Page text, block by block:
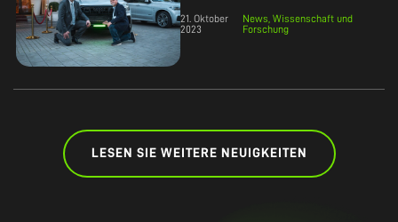
21. Oktober
2023
News Wissenschaft und
Forschung
LESEN SIE WEITERE NEUIGKEITEN